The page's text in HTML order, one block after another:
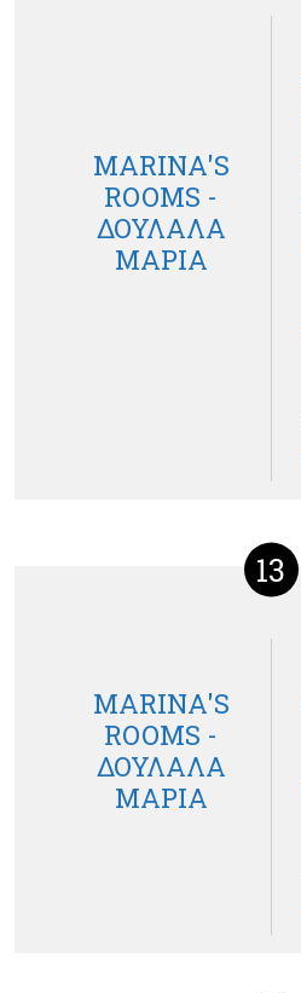
MARINA'S
ROOMS -
ΔΟΥΛΑΛΑ
ΜΑΡΙΑ
13
MARINA'S
ROOMS -
ΔΟΥΛΑΛΑ
ΜΑΡΙΑ